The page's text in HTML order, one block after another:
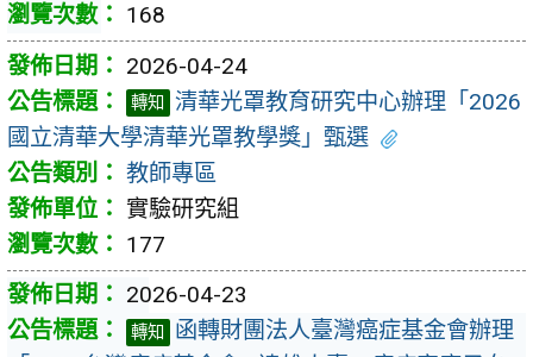
168
2026-04-24
轉知
清華光罩教育研究中心辦理「2026
國立清華大學清華光罩教學獎」甄選
教師專區
實驗研究組
177
2026-04-23
轉知
函轉財團法人臺灣癌症基金會辦理